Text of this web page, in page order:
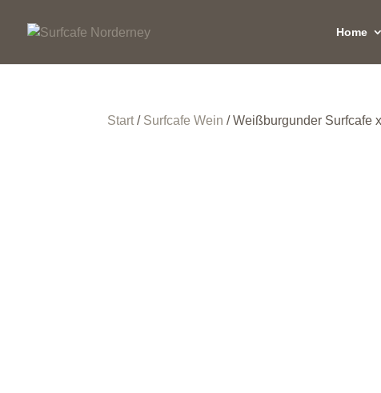
Home
Start/ Surfcafe Wein / Weißburgunder Surfcafe